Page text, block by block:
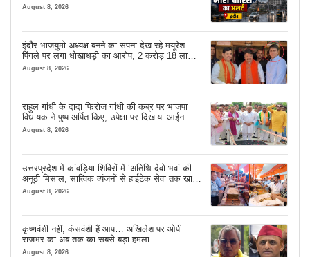
August 8, 2026
इंदौर भाजयुमो अध्यक्ष बनने का सपना देख रहे मयूरेश
पिंगले पर लगा धोखाधड़ी का आरोप, 2 करोड़ 18 लाख
लेने के बाद भी नहीं दिया जमीन का कब्जा
August 8, 2026
राहुल गांधी के दादा फिरोज गांधी की कब्र पर भाजपा
विधायक ने पुष्प अर्पित किए, उपेक्षा पर दिखाया आईना
August 8, 2026
उत्तरप्रदेश में कांवड़िया शिविरों में ‘अतिथि देवो भव’ की
अनूठी मिसाल, सात्विक व्यंजनों से हाईटेक सेवा तक खास
इंतजाम
August 8, 2026
कृष्णवंशी नहीं, कंसवंशी हैं आप… अखिलेश पर ओपी
राजभर का अब तक का सबसे बड़ा हमला
August 8, 2026